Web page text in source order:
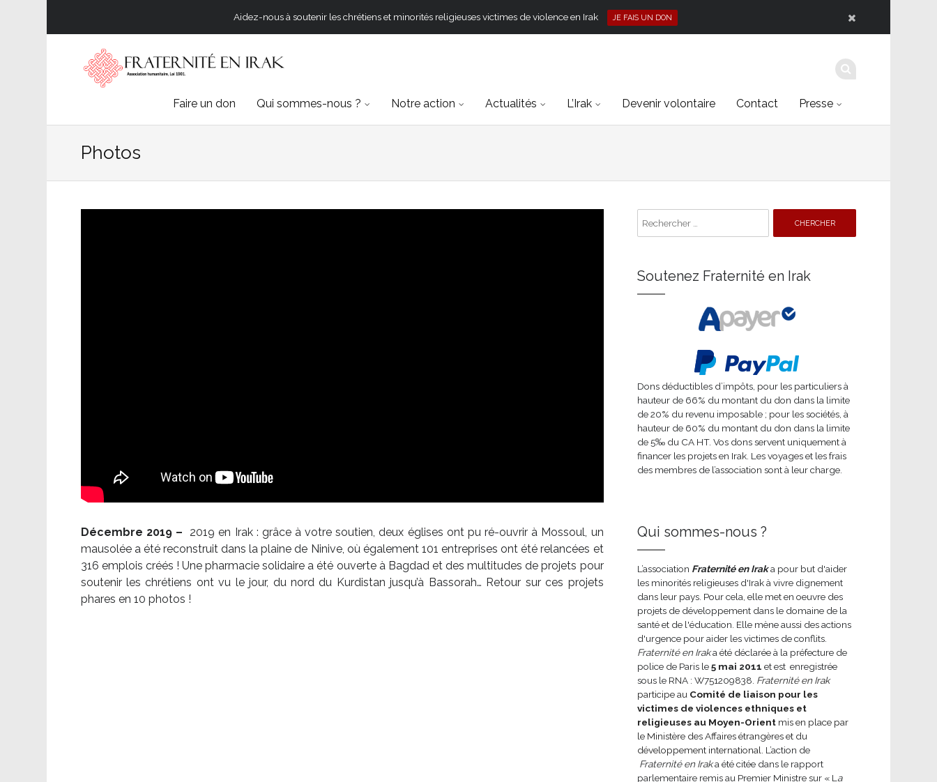
Aidez-nous à soutenir les chrétiens et minorités religieuses victimes de violence en Irak JE FAIS UN DON
Faire un don Qui sommes-nous ? Notre action Actualités L’Irak Devenir volontaire Contact Presse
Photos
Décembre 2019 – 2019 en Irak : grâce à votre soutien, deux églises ont pu ré-ouvrir à Mossoul, un
mausolée a été reconstruit dans la plaine de Ninive, où également 101 entreprises ont été relancées et
316 emplois créés ! Une pharmacie solidaire a été ouverte à Bagdad et des multitudes de projets pour
soutenir les chrétiens ont vu le jour, du nord du Kurdistan jusqu’à Bassorah… Retour sur ces projets
phares en 10 photos !
Soutenez Fraternité en Irak
Dons déductibles d’impôts, pour les particuliers à
hauteur de 66% du montant du don dans la limite
de 20% du revenu imposable ; pour les sociétés, à
hauteur de 60% du montant du don dans la limite
de 5‰ du CA HT. Vos dons servent uniquement à
financer les projets en Irak. Les voyages et les frais
des membres de l’association sont à leur charge.
Qui sommes-nous ?
L’association Fraternité en Iraka pour but d'aider
les minorités religieuses d'Irak à vivre dignement
dans leur pays. Pour cela, elle met en oeuvre des
projets de développement dans le domaine de la
santé et de l'éducation. Elle mène aussi des actions
d'urgence pour aider les victimes de conflits.
Fraternité en Iraka été déclarée à la préfecture de
police de Paris le5 mai 2011 et est enregistrée
sous le RNA : W751209838. Fraternité en Irak
participe au Comité de liaison pour les
victimes de violences ethniques et
religieuses au Moyen-Orientmis en place par
le Ministère des Affaires étrangères et du
développement international. L’action de
Fraternité en Iraka été citée dans le rapport
parlementaire remis au Premier Ministre sur « L a